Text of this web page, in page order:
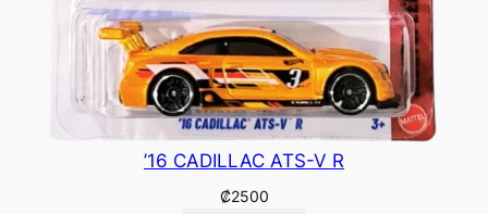
’16 CADILLAC ATS-V R
₡2500